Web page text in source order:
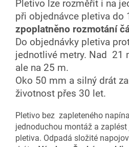
Pletivo lze rozměřit i na
při objednávce pletiva do
zpoplatněno rozmotání
Do objednávky pletiva
jednotlivé metry. Nad 21
ale na 25 m.
Oko 50 mm a silný drát
životnost přes 30 let.
Pletivo bez zapleteného
jednoduchou montáž a
pletiva. Odpadá složité